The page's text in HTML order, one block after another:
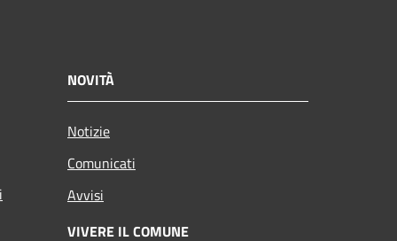
NOVITÀ
Notizie
Comunicati
Avvisi
VIVERE IL COMUNE